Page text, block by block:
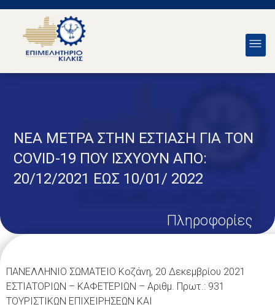
NEA ΜΕΤΡΑ ΣΤΗΝ ΕΣΤΙΑΣΗ ΓΙΑ ΤΟΝ
COVID-19 ΠΟΥ ΙΣΧΥΟΥΝ ΑΠΟ:
20/12/2021 ΕΩΣ 10/01/ 2022
Πληροφορίες
ΠΑΝΕΛΛΗΝΙΟ ΣΩΜΑΤΕΙΟ Κοζάνη, 20 Δεκεμβρίου 2021
ΕΣΤΙΑΤΟΡΙΩΝ – ΚΑΦΕΤΕΡΙΩΝ – Αριθμ. Πρωτ.: 931
ΤΟΥΡΙΣΤΙΚΩΝ ΕΠΙΧΕΙΡΗΣΕΩΝ ΚΑΙ